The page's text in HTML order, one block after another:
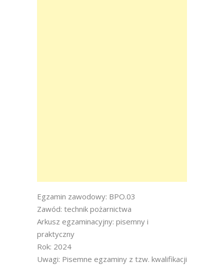
Egzamin zawodowy: BPO.03
Zawód: technik pożarnictwa
Arkusz egzaminacyjny: pisemny i
praktyczny
Rok: 2024
Uwagi: Pisemne egzaminy z tzw. kwalifikacji